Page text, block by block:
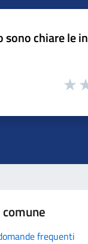
sono chiare le
frequenti